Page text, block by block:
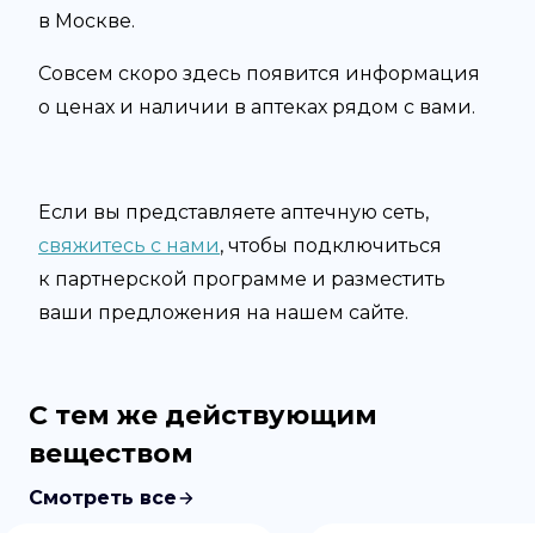
в Москве.
Совсем скоро здесь появится информация
о ценах и наличии в аптеках рядом с вами.
Если вы представляете аптечную сеть,
свяжитесь с нами, чтобы подключиться
к партнерской программе и разместить
ваши предложения на нашем сайте.
С тем же действующим
веществом
Смотреть все